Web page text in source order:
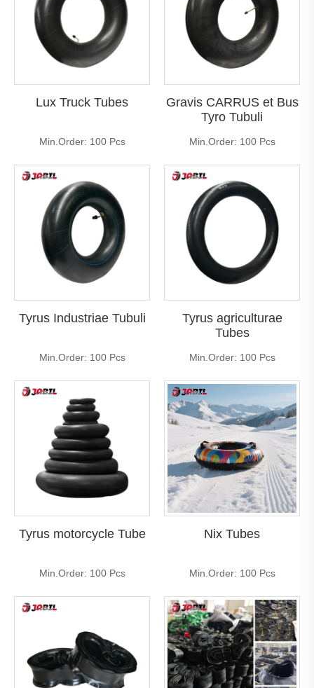
Lux Truck Tubes
Min.Order: 100 Pcs
Gravis CARRUS et Bus
Tyro Tubuli
Min.Order: 100 Pcs
Tyrus Industriae Tubuli
Min.Order: 100 Pcs
Tyrus agriculturae
Tubes
Min.Order: 100 Pcs
Tyrus motorcycle Tube
Min.Order: 100 Pcs
Nix Tubes
Min.Order: 100 Pcs